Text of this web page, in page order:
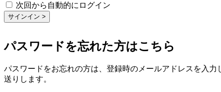
次回から自動的にログイン
パスワードを忘れた方はこちら
パスワードをお忘れの方は、登録時のメールアドレスを入
送りします。